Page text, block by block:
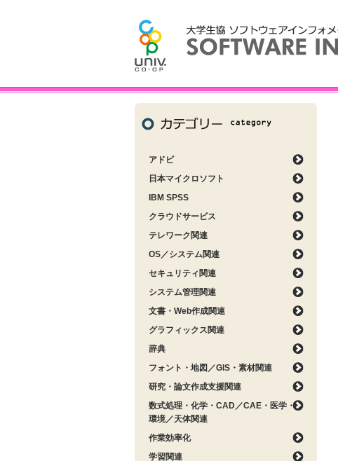
アドビ
日本マイクロソフト
IBM SPSS
クラウドサービス
テレワーク関連
OS／システム関連
セキュリティ関連
システム管理関連
文書・Web作成関連
グラフィックス関連
辞典
フォント・地図／GIS・素材関連
研究・論文作成支援関連
数式処理・化学・CAD／CAE・医学・
環境／天体関連
作業効率化
学習関連